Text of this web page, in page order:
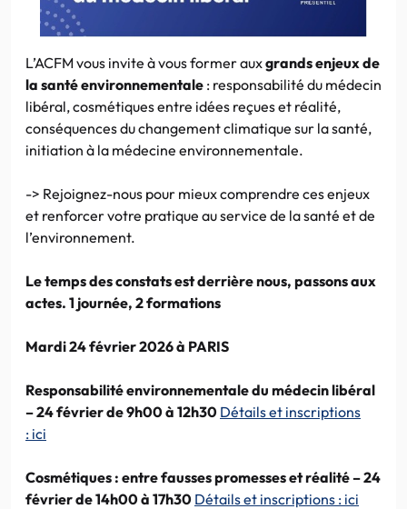
L’ACFM vous invite à vous former auxgrands enjeux de
la santé environnementale : responsabilité du médecin
libéral, cosmétiques entre idées reçues et réalité,
conséquences du changement climatique sur la santé,
initiation à la médecine environnementale.
-> Rejoignez-nous pour mieux comprendre ces enjeux
et renforcer votre pratique au service de la santé et de
l’environnement.
Le temps des constats est derrière nous, passons aux
actes. 1 journée, 2 formations
Mardi 24 février 2026 à PARIS
Responsabilité environnementale du médecin libéral
– 24 février de 9h00 à 12h30 Détails et inscriptions
: ici
Cosmétiques : entre fausses promesses et réalité – 24
février de 14h00 à 17h30 Détails et inscriptions : ici